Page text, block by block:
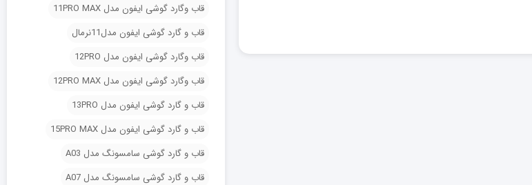
قاب وگارد گوشی ایفون مدل 11PRO MAX
قاب و گارد گوشی ایفون مدل11نرمال
قاب وگارد گوشی ایفون مدل 12PRO
قاب وگارد گوشی ایفون مدل 12PRO MAX
قاب و گارد گوشی ایفون مدل 13PRO
قاب و گارد گوشی ایفون مدل 15PRO MAX
قاب و گارد گوشی سامسونگ مدل A03
قاب و گارد گوشی سامسونگ مدل A07